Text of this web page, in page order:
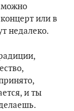
можно
или в
недалеко.
и ты